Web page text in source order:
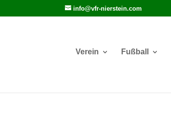
info@vfr-nierstein.com
Verein Fußball